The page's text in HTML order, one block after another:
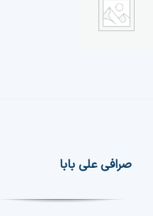
صرافی علی بابا